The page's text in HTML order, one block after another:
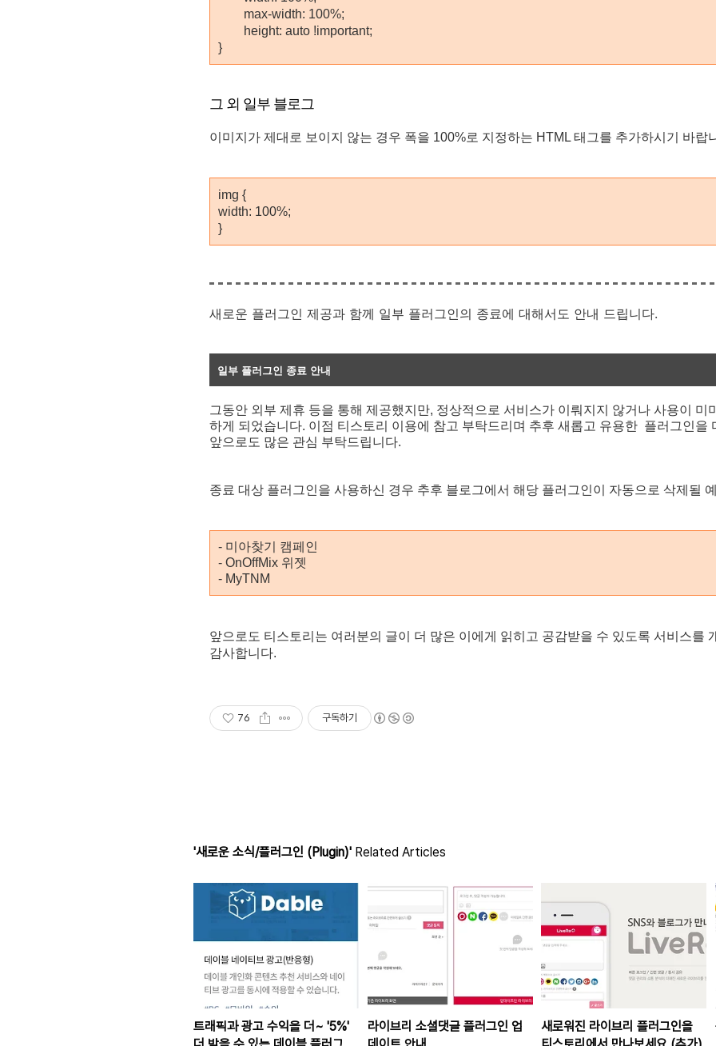
max-width: 100%;
height: auto !important;
}
그 외 일부 블로그
이미지가 제대로 보이지 않는 경우 폭을 100%로 지정하는 HTML 태그를 추가하시기 바랍
img {
width: 100%;
}
새로운 플러그인 제공과 함께 일부 플러그인의 종료에 대해서도 안내 드립니다.
일부 플러그인 종료 안내
그동안 외부 제휴 등을 통해 제공했지만, 정상적으로 서비스가 이뤄지지 않거나 사용이 미
하게 되었습니다. 이점 티스토리 이용에 참고 부탁드리며 추후 새롭고 유용한 플러그인을
앞으로도 많은 관심 부탁드립니다.
종료 대상 플러그인을 사용하신 경우 추후 블로그에서 해당 플러그인이 자동으로 삭제될
- 미아찾기 캠페인
- OnOffMix 위젯
- MyTNM
앞으로도 티스토리는 여러분의 글이 더 많은 이에게 읽히고 공감받을 수 있도록 서비스를
감사합니다.
76 구독하기
'새로운 소식/플러그인 (Plugin)' Related Articles
트래픽과 광고 수익을 더~ '5%'
라이브리 소셜댓글 플러그인 업
새로워진 라이브리 플러그인을